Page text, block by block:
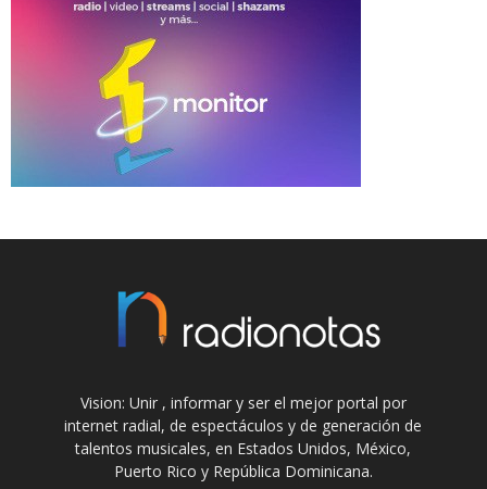
Vision: Unir , informar y ser el mejor portal por
internet radial, de espectáculos y de generación de
talentos musicales, en Estados Unidos, México,
Puerto Rico y República Dominicana.